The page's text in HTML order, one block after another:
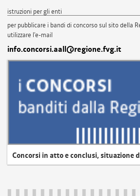
istruzioni per gli enti
per pubblicare i bandi di concorso sul sito della
utilizzare l'e-mail
info.concorsi.aall@regione.fvg.it
Concorsi in atto e conclusi, situazione